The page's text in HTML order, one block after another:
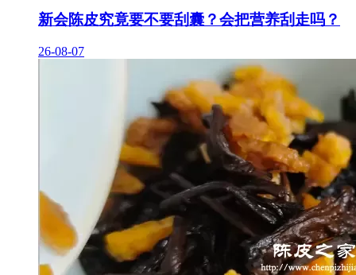
新会陈皮究竟要不要刮囊？会把营养刮走吗？
26-08-07